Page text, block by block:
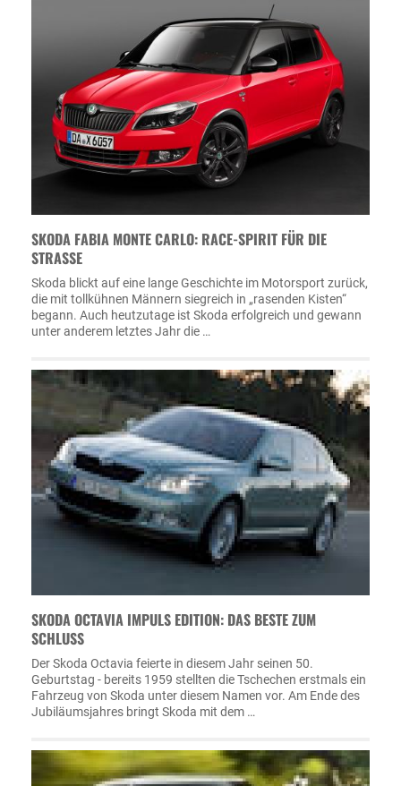
SKODA FABIA MONTE CARLO: RACE-SPIRIT FÜR DIE
STRASSE
Skoda blickt auf eine lange Geschichte im Motorsport zurück,
die mit tollkühnen Männern siegreich in „rasenden Kisten“
begann. Auch heutzutage ist Skoda erfolgreich und gewann
unter anderem letztes Jahr die …
SKODA OCTAVIA IMPULS EDITION: DAS BESTE ZUM
SCHLUSS
Der Skoda Octavia feierte in diesem Jahr seinen 50.
Geburtstag - bereits 1959 stellten die Tschechen erstmals ein
Fahrzeug von Skoda unter diesem Namen vor. Am Ende des
Jubiläumsjahres bringt Skoda mit dem …